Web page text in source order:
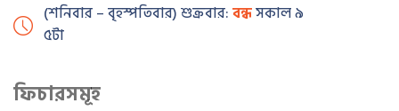
(শনিবার – বৃহস্পতিবার) শুক্রবার:বন্ধসকাল ৯টা – বিকাল
৫টা
ফিচারসমূহ